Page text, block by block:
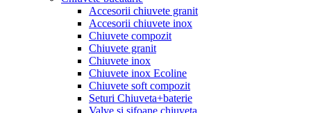
Accesorii chiuvete granit
Accesorii chiuvete inox
Chiuvete compozit
Chiuvete granit
Chiuvete inox
Chiuvete inox Ecoline
Chiuvete soft compozit
Seturi Chiuveta+baterie
Valve si sifoane chiuveta